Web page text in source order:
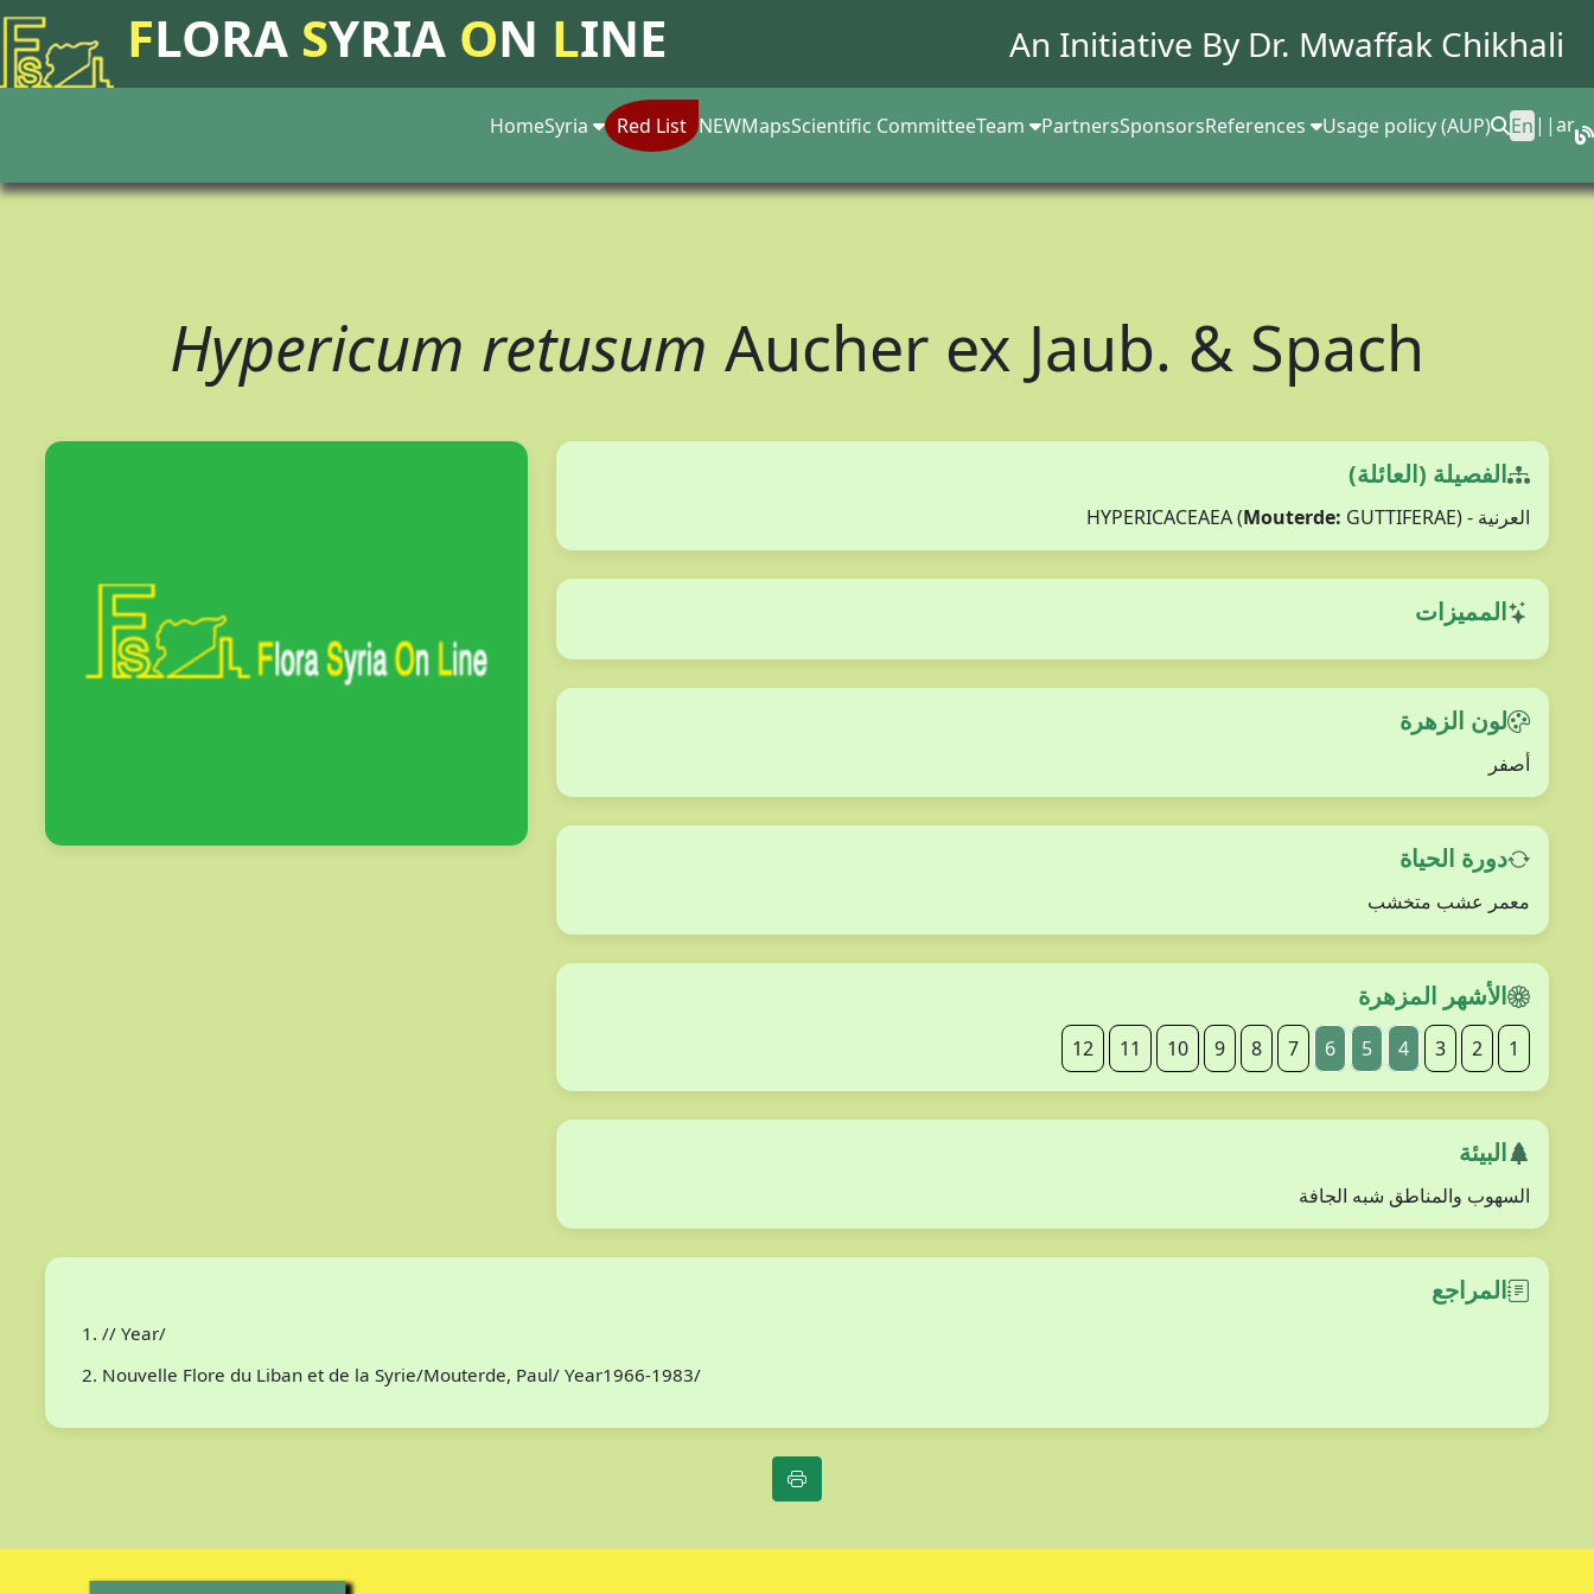
FLORA SYRIA ON LINE An Initiative By Dr. Mwaffak Chikhali
HomeSyria Red List NEWMapsScientific CommitteeTeam PartnersSponsorsReferences Usage policy (AUP) En ||ar
Hypericum retusum Aucher ex Jaub. & Spach
الفصيلة (العائلة)
العرنية - HYPERICACEAEA ( Mouterde: GUTTIFERAE)
المميزات
لون الزهرة
أصفر
دورة الحياة
معمر عشب متخشب
الأشهر المزهرة
1
2
3
4
5
6
7
8
9
10
11
12
البيئة
السهوب والمناطق شبه الجافة
المراجع
// Year/
Nouvelle Flore du Liban et de la Syrie/Mouterde, Paul/ Year1966-1983/